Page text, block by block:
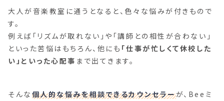
大人が音楽教室に通うとなると、色々な悩みが付きもので
す。
例えば「リズムが取れない」や「講師との相性が合わない」
といった苦悩はもちろん、他にも 「仕事が忙しくて休校した
い」といった心配事 まで出てきます。
そんな 個人的な悩みを相談できるカウンセラーが、Beeミ